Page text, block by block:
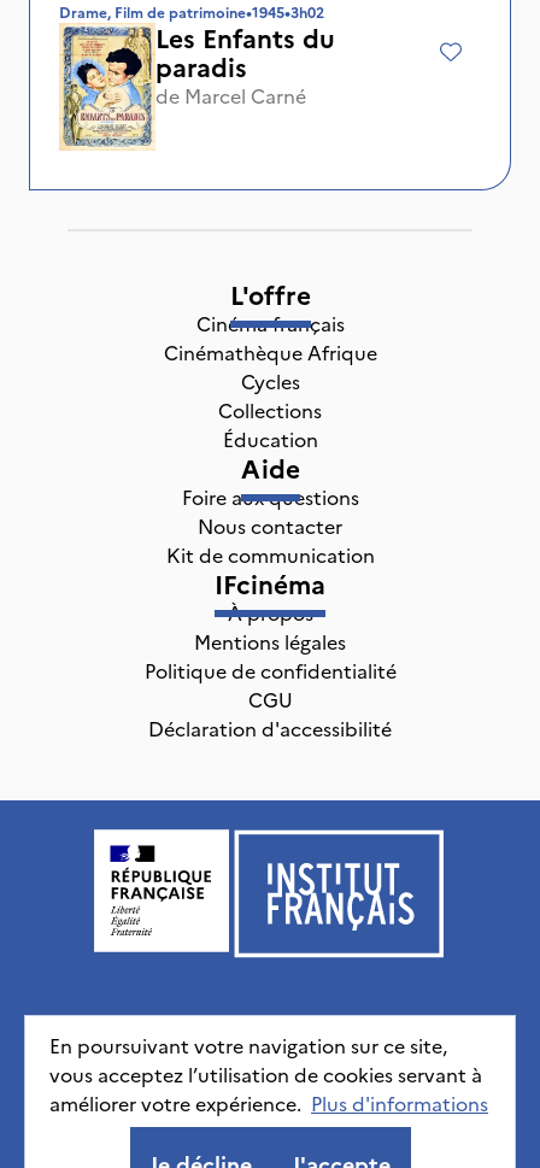
Drame, Film de patrimoine•1945•3h02
Les Enfants du
paradis
de Marcel Carné
En poursuivant votre navigation sur ce site,
vous acceptez l’utilisation de cookies servant à
améliorer votre expérience. Plus d'informations
L'offre
Cinéma français
Cinémathèque Afrique
Cycles
Collections
Éducation
Aide
Foire aux questions
Nous contacter
Kit de communication
IFcinéma
À propos
Mentions légales
Politique de confidentialité
CGU
Déclaration d'accessibilité
Institut français, tous droits réservés 2026
Mentions légales Politique de confidentialité
CGU
Déclaration d'accessibilité